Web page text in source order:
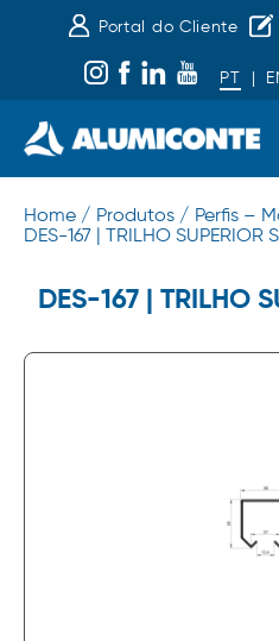
Portal do Cliente
PT
|
Home / Produtos / Perfis –
DES-167 | TRILHO SUPERIOR
DES-167 | TRILHO